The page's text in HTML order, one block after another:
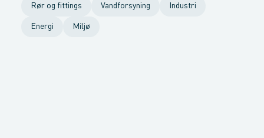
Rør og fittings Vandforsyning Industri
Energi Miljø